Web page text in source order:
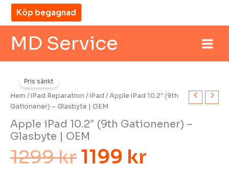
Hoppa
innehåll
Köp begagnad
MD Service
Pris sänkt
Hem /iPad Reparation /iPad / Apple iPad 10.2″ (9th
Gationener) – Glasbyte | OEM
Apple iPad 10.2″ (9th Gationener) –
Glasbyte | OEM
1299kr
ursprungliga
priset
var:
1299 kr.
1199 kr
priset
är: